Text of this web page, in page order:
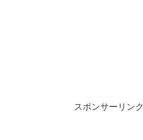
スポンサーリンク